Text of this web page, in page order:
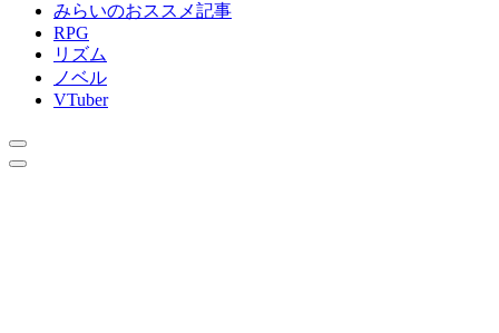
みらいのおススメ記事
RPG
リズム
ノベル
VTuber